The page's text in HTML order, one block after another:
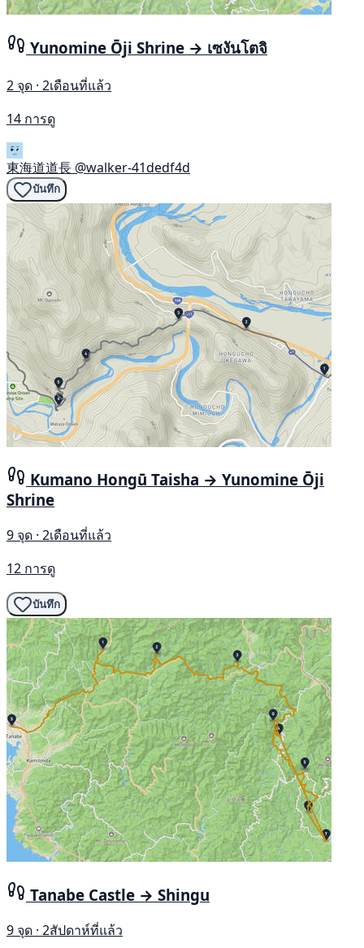
Yunomine Ōji Shrine → เซงันโตจิ
2 จุด · 2เดือนที่แล้ว
14 การดู
東海道道長 @walker-41dedf4d
บันทึก
Kumano Hongū Taisha → Yunomine Ōji
Shrine
9 จุด · 2เดือนที่แล้ว
12 การดู
บันทึก
Tanabe Castle → Shingu
9 จุด · 2สัปดาห์ที่แล้ว